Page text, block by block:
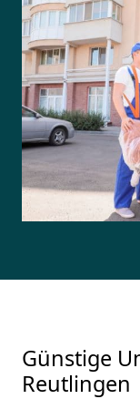
Günstige
Reutlingen